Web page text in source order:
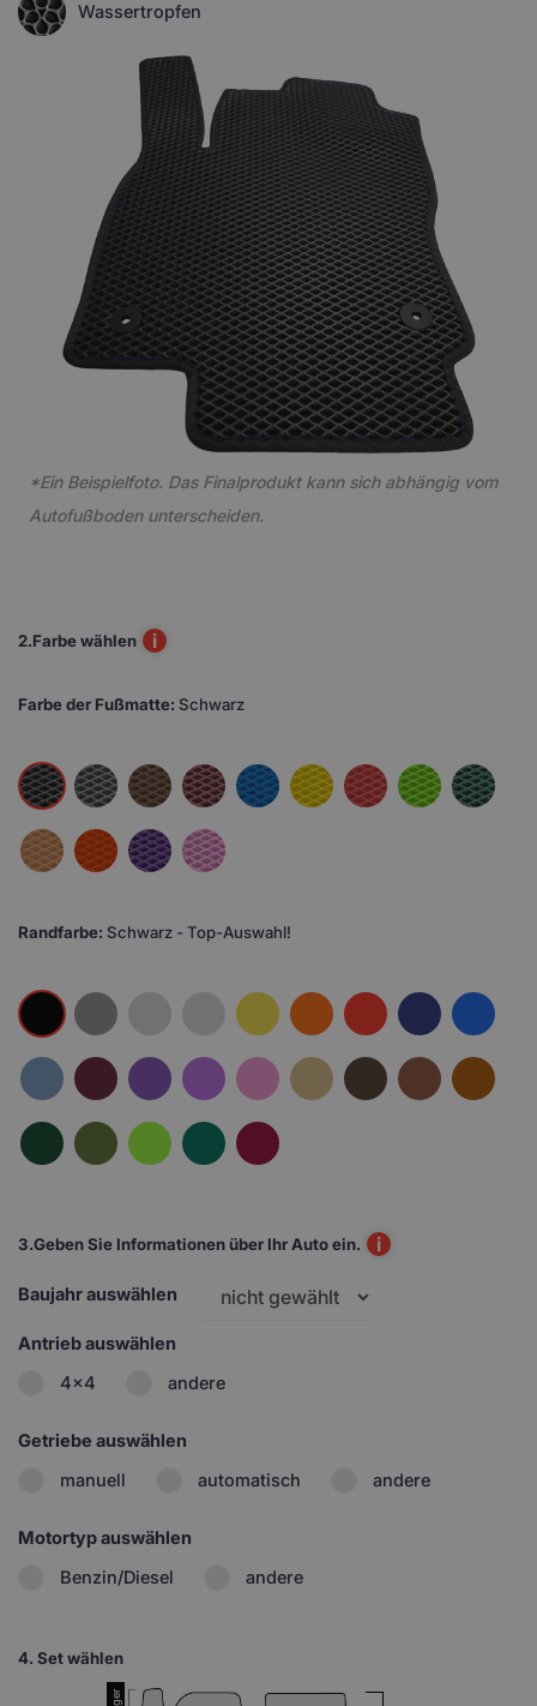
Wassertropfen
*Ein Beispielfoto. Das Finalprodukt kann sich abhängig vom
Autofußboden unterscheiden.
2.Farbe wählen i
Farbe der Fußmatte: Schwarz
Randfarbe: Schwarz - Top-Auswahl!
3.Geben Sie Informationen über Ihr Auto ein. i
Baujahr auswählen
Antrieb auswählen
4x4
andere
Getriebe auswählen
manuell
automatisch andere
Motortyp auswählen
Benzin/Diesel
andere
4. Set wählen